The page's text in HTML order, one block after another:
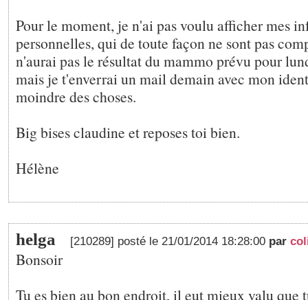
Pour le moment, je n'ai pas voulu afficher mes
personnelles, qui de toute façon ne sont pas
n'aurai pas le résultat du mammo prévu pour
mais je t'enverrai un mail demain avec mon
moindre des choses.
Big bises claudine et reposes toi bien.
Hélène
helga [210289] posté le 21/01/2014 18:28:00 par
Bonsoir
Tu es bien au bon endroit, il eut mieux valu que